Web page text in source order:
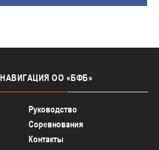
НАВИГАЦИЯ ОО «БФБ»
Руководство
Соревнования
Контакты